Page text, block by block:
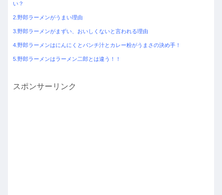
い？
2.野郎ラーメンがうまい理由
3.野郎ラーメンがまずい、おいしくないと言われる理由
4.野郎ラーメンはにんにくとパンチ汁とカレー粉がうまさの決め手！
5.野郎ラーメンはラーメン二郎とは違う！！
スポンサーリンク